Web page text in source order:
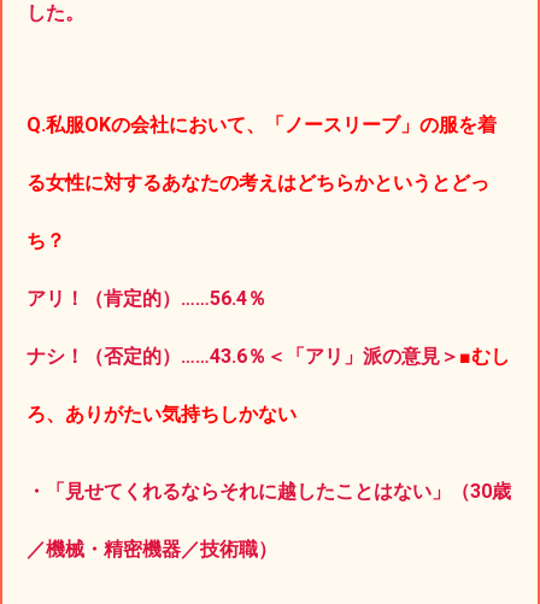
した。
Q.私服OKの会社において、「ノースリーブ」の服を着
る女性に対するあなたの考えはどちらかというとどっ
ち？
アリ！（肯定的）……56.4％
ナシ！（否定的）……43.6％＜「アリ」派の意見＞ ■むし
ろ、ありがたい気持ちしかない
・「見せてくれるならそれに越したことはない」（30歳
／機械・精密機器／技術職）